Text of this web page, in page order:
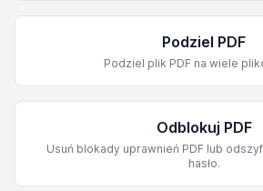
Podziel PDF
Podziel plik PDF na wiele
Odblokuj PDF
Usuń blokady uprawnień PDF lub
hasło.